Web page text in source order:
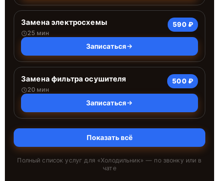
Замена электросхемы
25 мин
590 ₽
Записаться
Замена фильтра осушителя
20 мин
500 ₽
Записаться
Показать всё
Полный список услуг для «Холодильник» — по звонку или в
чате